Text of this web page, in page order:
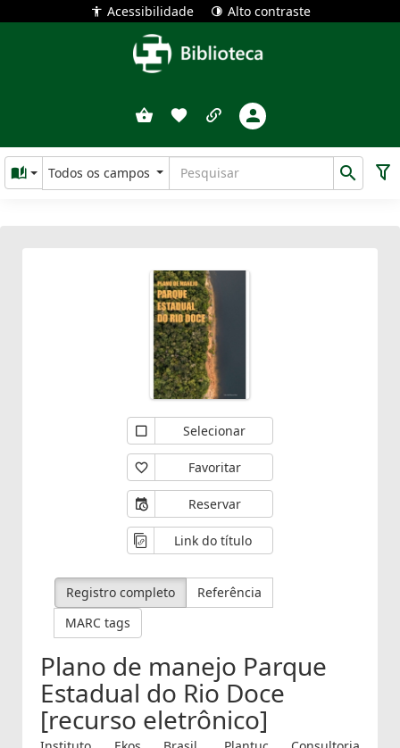
Acessibilidade Alto contraste
Todos os campos
Selecionar
Favoritar
Reservar
Link do título
Registro completo
Referência
MARC tags
Plano de manejo Parque
Estadual do Rio Doce
[recurso eletrônico]